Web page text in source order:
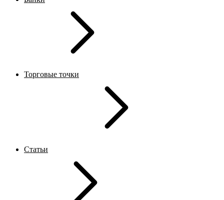
Торговые точки
Статьи